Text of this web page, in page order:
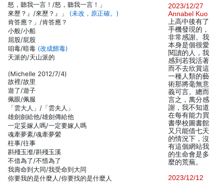
怒，聽我一言！/怒，聽我一言！」
來歷？』/來歷？』」 (未改，原正確。)
肯答應？」/肯答應？
小般/小船
屈股/屁股
咱毒/暗毒 (改成餵毒)
天派的/天山派的
(Michelle 2012/7/4)
故裡/故里
遊了/遊子
佩眼/佩服
「雲大人」/「雲夫人」
雄劍劍給他/雄劍傳給他
一定妥嫁人嗎/一定要嫁人嗎
魂牽夢紊/魂牽夢縈
柱事/往事
斟殘玉瀣/斟殘玉溪
不借為了/不惜為了
我壽命到大同/我受命到大同
你要我的是什麼人/你要找的是什麼人
2023/12/27
Annabel Kuo
上高中後有了
手機發現的，
非常感謝。我
本身是個很愛
閱讀的人，我
感到若我活著
而不去欣賞這
一種人類的藝
術那將毫無意
義可言。總而
言之，萬分感
謝，我不知道
在每有能力買
書學校圖書館
又只能借七天
的情況下，沒
有這個網站我
的生命會是多
麼的荒蕪。
2023/12/12